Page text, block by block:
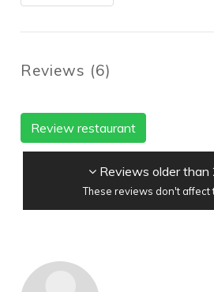
Reviews (6)
Review restaurant
Reviews older than
These reviews don't affect